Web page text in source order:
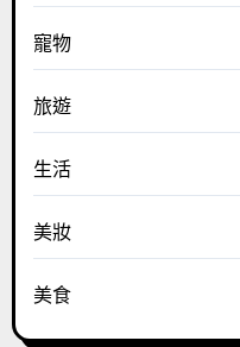
寵物
旅遊
生活
美妝
美食